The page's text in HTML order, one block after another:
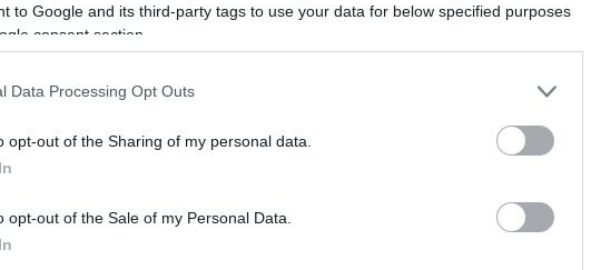
to Google and its third-party tags to use your data for below specified purposes
consent section.
Data Processing Opt Outs
opt-out of the Sharing of my personal data.
opt-out of the Sale of my Personal Data.